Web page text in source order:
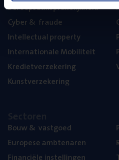
Beroeps­aan­spra­ke­lijk­heid
Cyber& fraude
Intel­lec­tu­al property
Inter­na­ti­o­na­le Mobiliteit
Kre­diet­ver­ze­ke­ring
Kunst­ver­ze­ke­ring
Bouw& vastgoed
Euro­pe­se ambtenaren
Finan­ci­ë­le instellingen